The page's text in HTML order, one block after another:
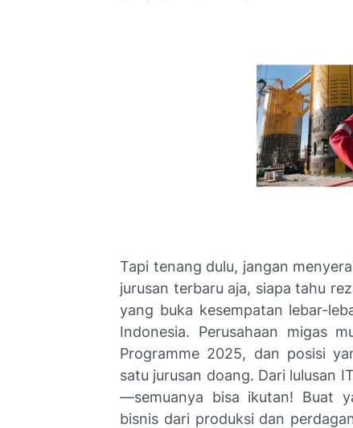
Tapi tenang dulu, jangan
jurusan terbaru aja, siapa tahu
yang buka kesempatan lebar-
Indonesia. Perusahaan migas
Programme 2025, dan posisi
satu jurusan doang. Dari lulusan
—semuanya bisa ikutan! Buat
bisnis dari produksi dan